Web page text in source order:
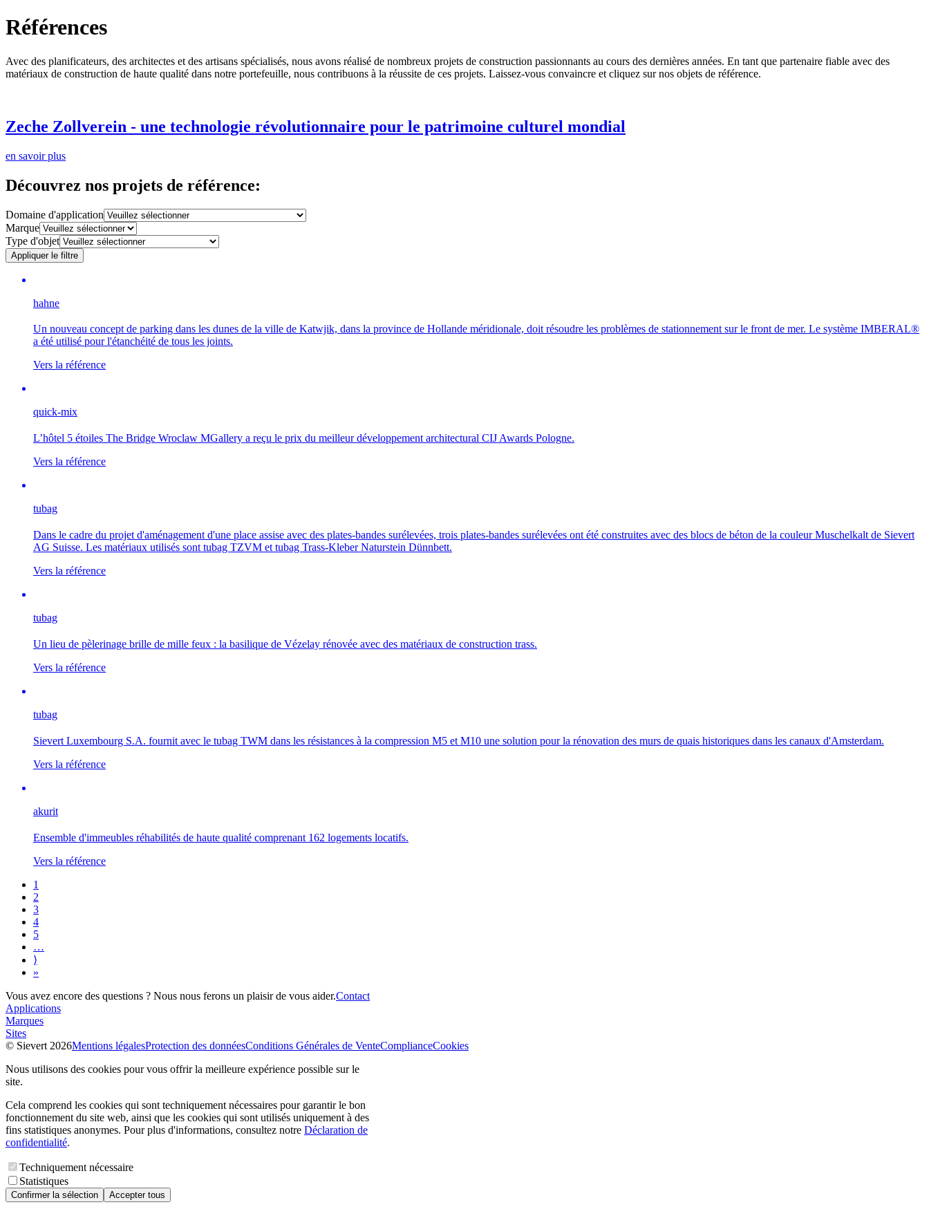
Références
Avec des planificateurs, des architectes et des artisans spécialisés, nous avons réalisé de nombreux projets de construction passionnants au cours des dernières années. En tant que partenaire fiable avec des
matériaux de construction de haute qualité dans notre portefeuille, nous contribuons à la réussite de ces projets. Laissez-vous convaincre et cliquez sur nos objets de référence.
Zeche Zollverein - une technologie révolutionnaire pour le patrimoine culturel mondial
en savoir plus
Découvrez nos projets de référence:
Domaine d'application
Marque
Type d'objet
Appliquer le filtre
hahne
Un nouveau concept de parking dans les dunes de la ville de Katwjik, dans la province de Hollande méridionale, doit résoudre les problèmes de stationnement sur le front de mer. Le système IMBERAL®
a été utilisé pour l'étanchéité de tous les joints.
Vers la référence
quick-mix
L’hôtel 5 étoiles The Bridge Wroclaw MGallery a reçu le prix du meilleur développement architectural CIJ Awards Pologne.
Vers la référence
tubag
Dans le cadre du projet d'aménagement d'une place assise avec des plates-bandes surélevées, trois plates-bandes surélevées ont été construites avec des blocs de béton de la couleur Muschelkalt de Sievert
AG Suisse. Les matériaux utilisés sont tubag TZVM et tubag Trass-Kleber Naturstein Dünnbett.
Vers la référence
tubag
Un lieu de pèlerinage brille de mille feux : la basilique de Vézelay rénovée avec des matériaux de construction trass.
Vers la référence
tubag
Sievert Luxembourg S.A. fournit avec le tubag TWM dans les résistances à la compression M5 et M10 une solution pour la rénovation des murs de quais historiques dans les canaux d'Amsterdam.
Vers la référence
akurit
Ensemble d'immeubles réhabilités de haute qualité comprenant 162 logements locatifs.
Vers la référence
1
2
3
4
5
…
⟩
»
Vous avez encore des questions ? Nous nous ferons un plaisir de vous aider.Contact
Applications
Marques
Sites
© Sievert 2026Mentions légalesProtection des donnéesConditions Générales de VenteComplianceCookies
Nous utilisons des cookies pour vous offrir la meilleure expérience possible sur le
site.
Cela comprend les cookies qui sont techniquement nécessaires pour garantir le bon
fonctionnement du site web, ainsi que les cookies qui sont utilisés uniquement à des
fins statistiques anonymes. Pour plus d'informations, consultez notre Déclaration de
confidentialité.
Techniquement nécessaire
Statistiques
Confirmer la sélection Accepter tous